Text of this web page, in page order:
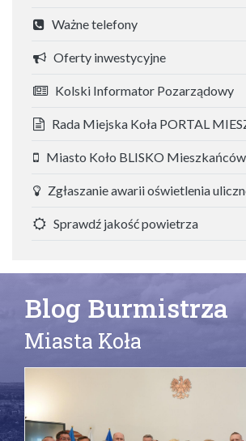
Ważne telefony
Oferty inwestycyjne
Kolski Informator Pozarządowy
Rada Miejska Koła PORTAL
Miasto Koło BLISKO Mieszkańców
Zgłaszanie awarii oświetlenia
Sprawdź jakość powietrza
Blog Burmistrza
Miasta Koła